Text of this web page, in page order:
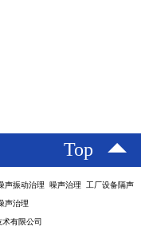
Top
声振动治理 噪声治理 工厂设备隔声
声治理
有限公司